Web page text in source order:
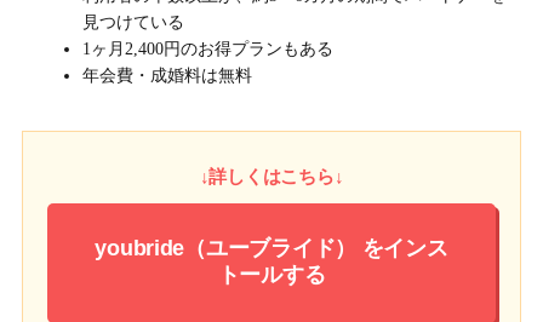
見つけている
1ヶ月2,400円のお得プランもある
年会費・成婚料は無料
↓詳しくはこちら↓
youbride（ユーブライド）
をインス
トールする